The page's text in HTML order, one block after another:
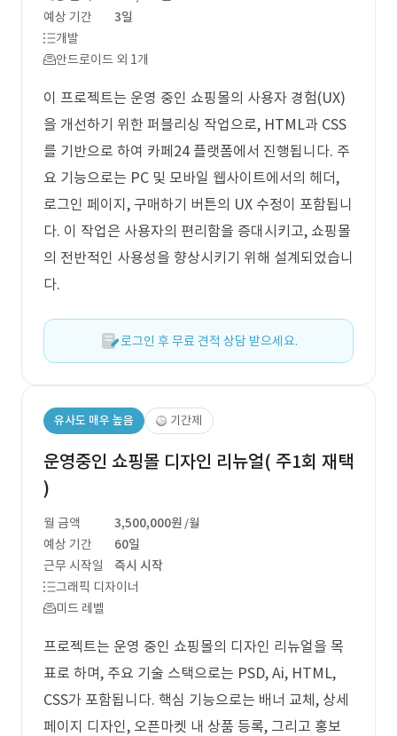
예상 기간
3일
개발
안드로이드 외 1개
이 프로젝트는 운영 중인 쇼핑몰의 사용자 경험(UX)
을 개선하기 위한 퍼블리싱 작업으로, HTML과 CSS
를 기반으로 하여 카페24 플랫폼에서 진행됩니다. 주
요 기능으로는 PC 및 모바일 웹사이트에서의 헤더,
로그인 페이지, 구매하기 버튼의 UX 수정이 포함됩니
다. 이 작업은 사용자의 편리함을 증대시키고, 쇼핑몰
의 전반적인 사용성을 향상시키기 위해 설계되었습니
다.
로그인 후 무료 견적 상담 받으세요.
유사도 매우 높음 기간제
운영중인 쇼핑몰 디자인 리뉴얼( 주1회 재택
)
월 금액 3,500,000원 /월
예상 기간
60일
근무 시작일
즉시 시작
그래픽 디자이너
미드 레벨
프로젝트는 운영 중인 쇼핑몰의 디자인 리뉴얼을 목
표로 하며, 주요 기술 스택으로는 PSD, Ai, HTML,
CSS가 포함됩니다. 핵심 기능으로는 배너 교체, 상세
페이지 디자인, 오픈마켓 내 상품 등록, 그리고 홍보